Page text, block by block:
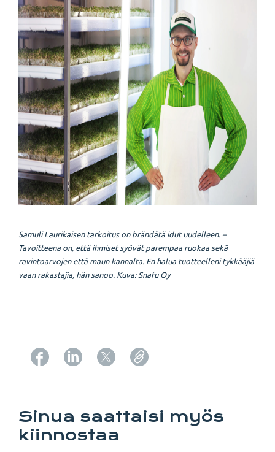
Samuli Laurikaisen tarkoitus on brändätä idut uudelleen. –
Tavoitteena on, että ihmiset syövät parempaa ruokaa sekä
ravintoarvojen että maun kannalta. En halua tuotteelleni tykkääjiä
vaan rakastajia, hän sanoo. Kuva: Snafu Oy
Sinua saattaisi myös
kiinnostaa